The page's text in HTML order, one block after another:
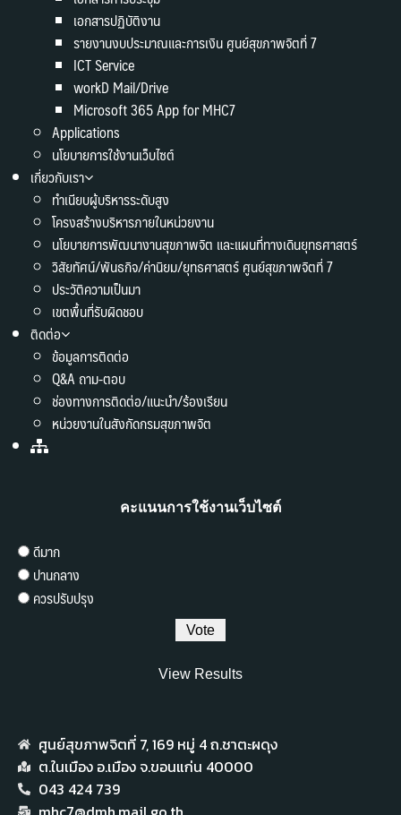
เอกสารปฏิบัติงาน
รายงานงบประมาณและการเงิน ศูนย์สุขภาพจิตที่ 7
ICT Service
workD Mail/Drive
Microsoft 365 App for MHC7
Applications
นโยบายการใช้งานเว็บไซต์
เกี่ยวกับเรา
ทำเนียบผู้บริหารระดับสูง
โครงสร้างบริหารภายในหน่วยงาน
นโยบายการพัฒนางานสุขภาพจิต และแผนที่ทางเดินยุทธศาสตร์
วิสัยทัศน์/พันธกิจ/ค่านิยม/ยุทธศาสตร์ ศูนย์สุขภาพจิตที่ 7
ประวัติความเป็นมา
เขตพื้นที่รับผิดชอบ
ติดต่อ
ข้อมูลการติดต่อ
Q&A ถาม-ตอบ
ช่องทางการติดต่อ/แนะนำ/ร้องเรียน
หน่วยงานในสังกัดกรมสุขภาพจิต
คะแนนการใช้งานเว็บไซต์
ดีมาก
ปานกลาง
ควรปรับปรุง
View Results
ศูนย์สุขภาพจิตที่ 7,​ 169 หมู่ 4 ถ.ชาตะผดุง
ต.ในเมือง อ.เมือง จ.ขอนแก่น 40000
043 424 739